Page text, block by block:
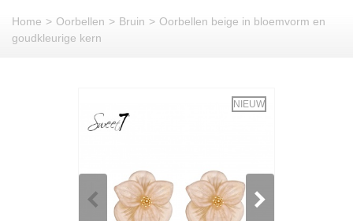
Home > Oorbellen > Bruin > Oorbellen beige in bloemvorm en
goudkleurige kern
NIEUW